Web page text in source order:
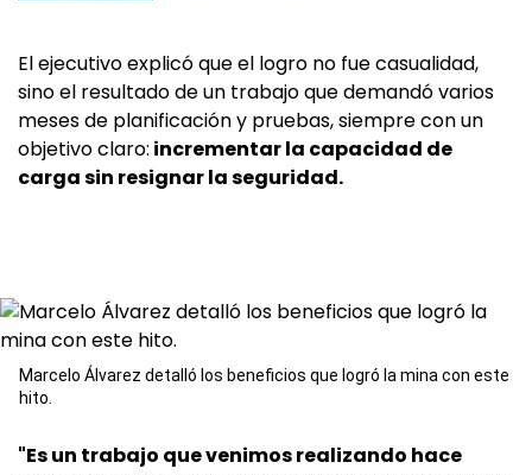
El ejecutivo explicó que el logro no fue casualidad,
sino el resultado de un trabajo que demandó varios
meses de planificación y pruebas, siempre con un
objetivo claro: incrementar la capacidad de
carga sin resignar la seguridad.
Marcelo Álvarez detalló los beneficios que logró la mina con este
hito.
"Es un trabajo que venimos realizando hace